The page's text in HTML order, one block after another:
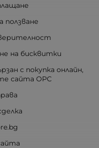
ползване
на бисквитки
с покупка онлайн,
сайта ОРС